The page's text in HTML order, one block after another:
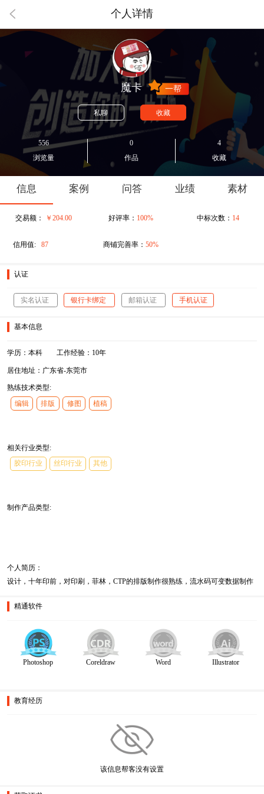
个人详情
魔卡 一帮
私聊 收藏
556
浏览量
0
作品
4
收藏
信息 案例 问答 业绩 素材
交易额： ￥204.00 好评率： 100% 中标次数： 14
信用值: 87 商铺完善率： 50%
认证
实名认证 银行卡绑定 邮箱认证 手机认证
基本信息
学历：本科 工作经验：10年
居住地址：广东省-东莞市
熟练技术类型:
编辑
排版 修图 植稿
相关行业类型:
胶印行业
丝印行业 其他
制作产品类型:
个人简历：
设计，十年印前，对印刷，菲林，CTP的排版制作很熟练，流水码可变数据制作
精通软件
Photoshop Coreldraw Word Illustrator
教育经历
该信息帮客没有设置